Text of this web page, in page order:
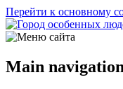
Перейти к основному
Main navigation